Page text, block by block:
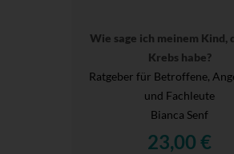
Wie sage ich meinem Kind,
Krebs habe?
Ratgeber für Betroffene,
und Fachleute
Bianca Senf
23,00 €